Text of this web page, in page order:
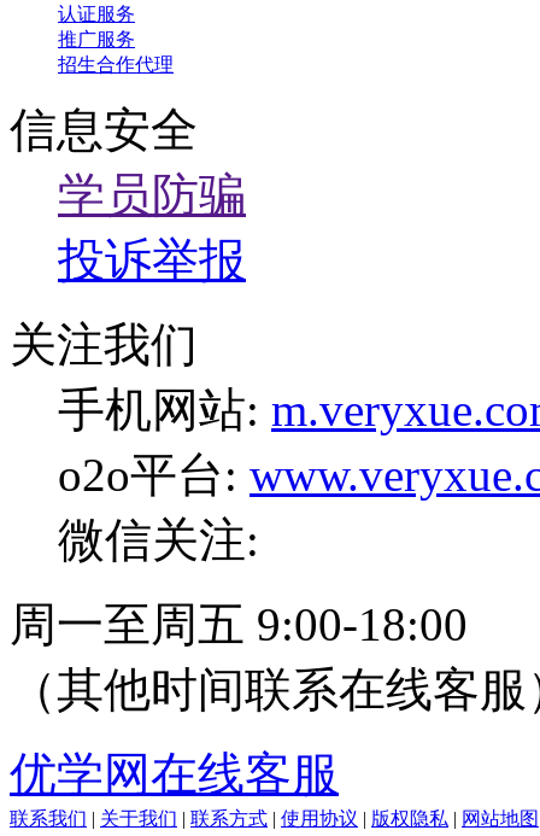
认证服务
推广服务
招生合作代理
信息安全
学员防骗
投诉举报
关注我们
手机网站:
o2o平台:
微信关注:
周一至周五 9:00-18:00
（其他时间联系在线客服
优学网在线客服
联系我们 | 关于我们 | 联系方式 | 使用协议 | 版权隐私 | 网站地图